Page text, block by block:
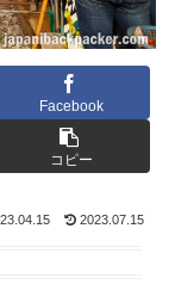
Facebook
コピー
2023.07.15